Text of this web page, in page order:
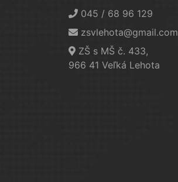
045 / 68 96 129
zsvlehota@gmail.com
ZŠ s MŠ č. 433,
966 41 Veľká Lehota